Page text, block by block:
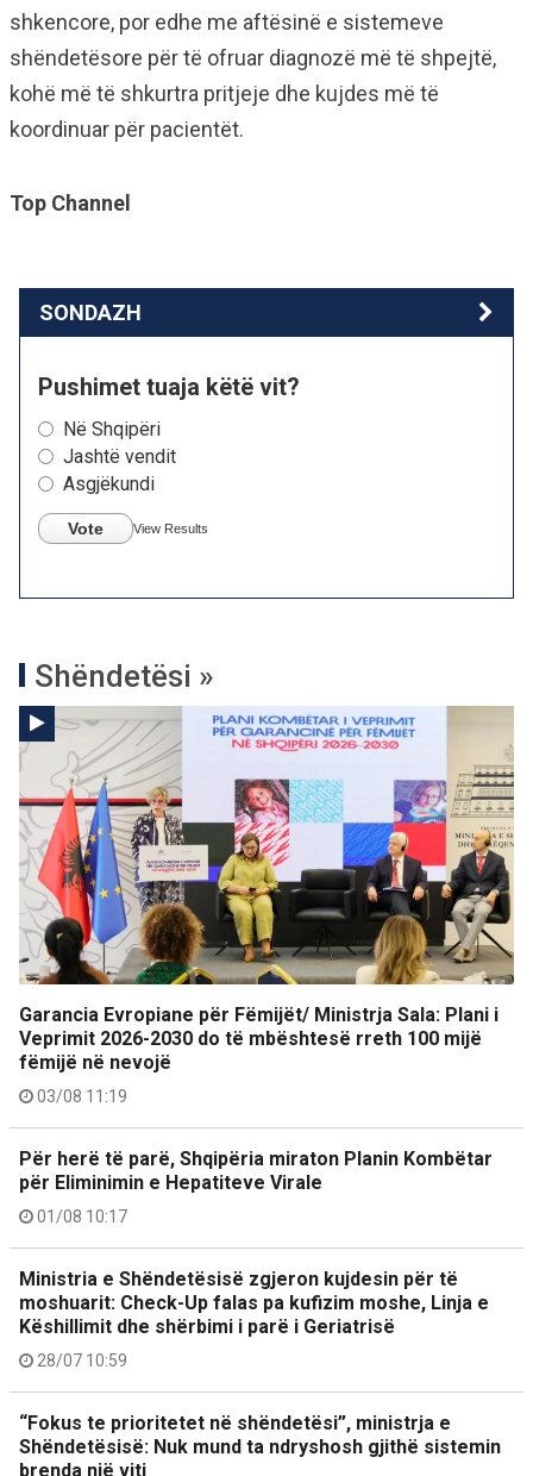
shkencore, por edhe me aftësinë e sistemeve
shëndetësore për të ofruar diagnozë më të shpejtë,
kohë më të shkurtra pritjeje dhe kujdes më të
koordinuar për pacientët.
Top Channel
SONDAZH
Pushimet tuaja këtë vit?
Në Shqipëri
Jashtë vendit
Asgjëkundi
Vote View Results
Shëndetësi »
Garancia Evropiane për Fëmijët/ Ministrja Sala: Plani i
Veprimit 2026-2030 do të mbështesë rreth 100 mijë
fëmijë në nevojë
03/08 11:19
Për herë të parë, Shqipëria miraton Planin Kombëtar
për Eliminimin e Hepatiteve Virale
01/08 10:17
Ministria e Shëndetësisë zgjeron kujdesin për të
moshuarit: Check-Up falas pa kufizim moshe, Linja e
Këshillimit dhe shërbimi i parë i Geriatrisë
28/07 10:59
“Fokus te prioritetet në shëndetësi”, ministrja e
Shëndetësisë: Nuk mund ta ndryshosh gjithë sistemin
brenda një viti